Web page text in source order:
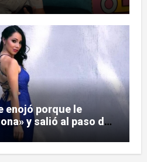
enojó porque le
y salió al paso de